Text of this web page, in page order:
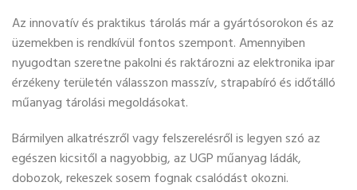
Az innovatív és praktikus tárolás már a gyártósorokon és az
üzemekben is rendkívül fontos szempont. Amennyiben
nyugodtan szeretne pakolni és raktározni az elektronika ipar
érzékeny területén válasszon masszív, strapabíró és időtálló
műanyag tárolási megoldásokat.
Bármilyen alkatrészről vagy felszerelésről is legyen szó az
egészen kicsitől a nagyobbig, az UGP műanyag ládák,
dobozok, rekeszek sosem fognak csalódást okozni.